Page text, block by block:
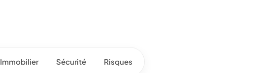
Immobilier Sécurité Risques